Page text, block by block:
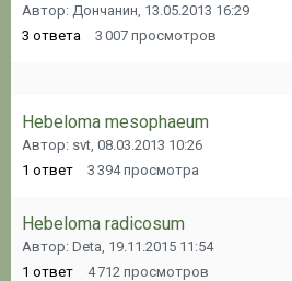
Автор: Дончанин, 13.05.2013 16:29
3 ответа 3 007 просмотров
Hebeloma mesophaeum
Автор: svt, 08.03.2013 10:26
1 ответ 3 394 просмотра
Hebeloma radicosum
Автор: Deta, 19.11.2015 11:54
1 ответ 4 712 просмотров